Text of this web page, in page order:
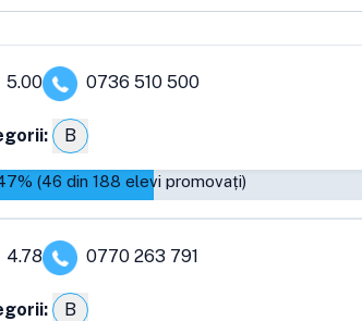
5.00 0736 510 500
B
% (46 din 188 elevi promovați)
4.78 0770 263 791
B